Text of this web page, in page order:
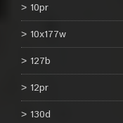
10pr
10x177w
127b
12pr
130d